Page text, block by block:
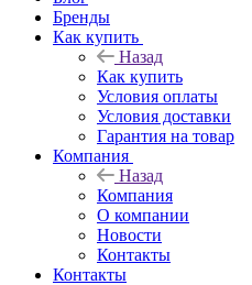
Бренды
Как купить
Назад
Как купить
Условия оплаты
Условия доставки
Гарантия на товар
Компания
Назад
Компания
О компании
Новости
Контакты
Контакты